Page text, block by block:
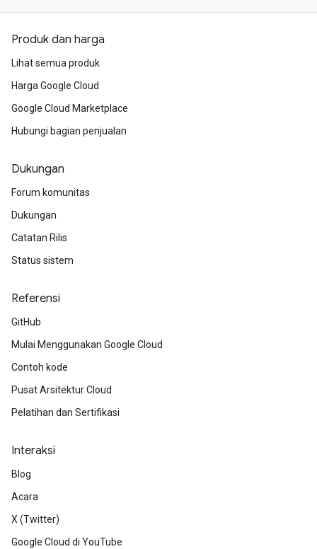
Produk dan harga
Lihat semua produk
Harga Google Cloud
Google Cloud Marketplace
Hubungi bagian penjualan
Dukungan
Forum komunitas
Dukungan
Catatan Rilis
Status sistem
Referensi
GitHub
Mulai Menggunakan Google Cloud
Contoh kode
Pusat Arsitektur Cloud
Pelatihan dan Sertifikasi
Interaksi
Blog
Acara
X (Twitter)
Google Cloud di YouTube